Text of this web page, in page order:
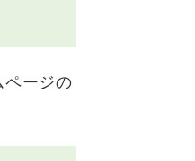
ージの